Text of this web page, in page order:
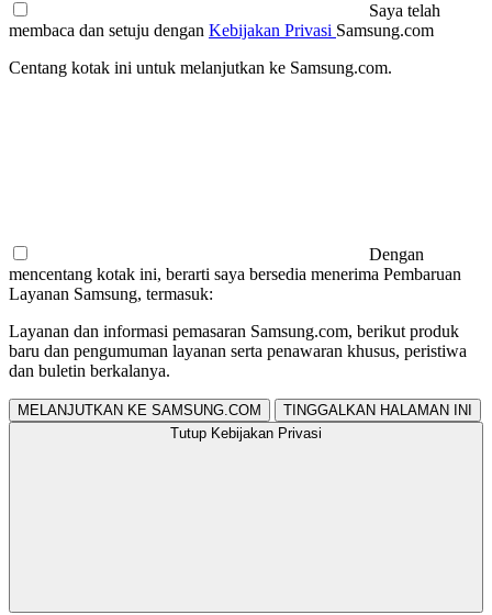
Saya telah
membaca dan setuju dengan Kebijakan Privasi Samsung.com
Centang kotak ini untuk melanjutkan ke Samsung.com.
Dengan
mencentang kotak ini, berarti saya bersedia menerima Pembaruan
Layanan Samsung, termasuk:
Layanan dan informasi pemasaran Samsung.com, berikut produk
baru dan pengumuman layanan serta penawaran khusus, peristiwa
dan buletin berkalanya.
MELANJUTKAN KE SAMSUNG.COM
TINGGALKAN HALAMAN INI
Tutup Kebijakan Privasi